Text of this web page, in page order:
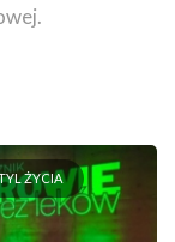
ŻYCIA